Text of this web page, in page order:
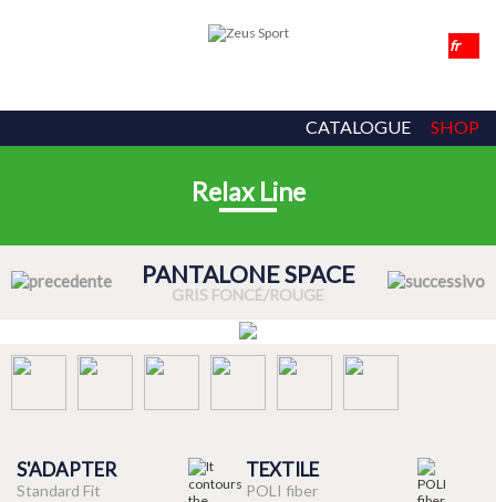
CATALOGUE SHOP
Relax Line
PANTALONE SPACE
GRIS FONCÉ/ROUGE
S'ADAPTER
Standard Fit
TEXTILE
POLI fiber